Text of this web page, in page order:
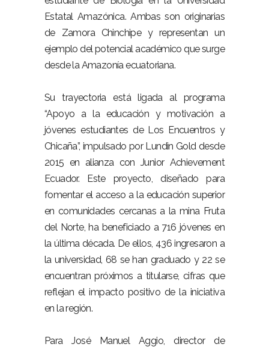
Estatal Amazónica. Ambas son originarias
de Zamora Chinchipe y representan un
ejemplo del potencial académico que surge
desde la Amazonía ecuatoriana.
Su trayectoria está ligada al programa
“Apoyo a la educación y motivación a
jóvenes estudiantes de Los Encuentros y
Chicaña”, impulsado por Lundin Gold desde
2015 en alianza con Junior Achievement
Ecuador. Este proyecto, diseñado para
fomentar el acceso a la educación superior
en comunidades cercanas a la mina Fruta
del Norte, ha beneficiado a 716 jóvenes en
la última década. De ellos, 436 ingresaron a
la universidad, 68 se han graduado y 22 se
encuentran próximos a titularse, cifras que
reflejan el impacto positivo de la iniciativa
en la región.
Para José Manuel Aggio, director de